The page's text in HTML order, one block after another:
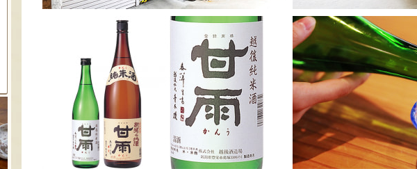
新潟の夏と言えば大阪屋の流
れ梅！国産の梅果汁とくずき
り風のゼリーの相性が抜群。
爽やかな甘みとツルッとした
食感は一度食べたらクセにな
るはず！お中元にも喜ばれる
こと間違い無し！
魚沼市だけで作られている
「深雪なす」を使ったなす漬
評で、地元の直売所で大人気
の商品です。夏はもちろん、
甘みがのった秋なすは特に絶
品。新米との相性も抜群で
す！
太田農園が手塩にかけて育て
たアールスメロン！イギリス
生まれの原種メロンの血をひ
く、「メロンの王様」とも呼
ばれる高級メロンを農園より
直送！お盆などの贈答用にも
おすすめです。